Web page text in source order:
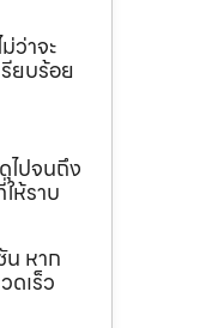
ว่าจะ
ยบร้อย
ไปจนถึง
ห้ราบ
หาก
ดเร็ว